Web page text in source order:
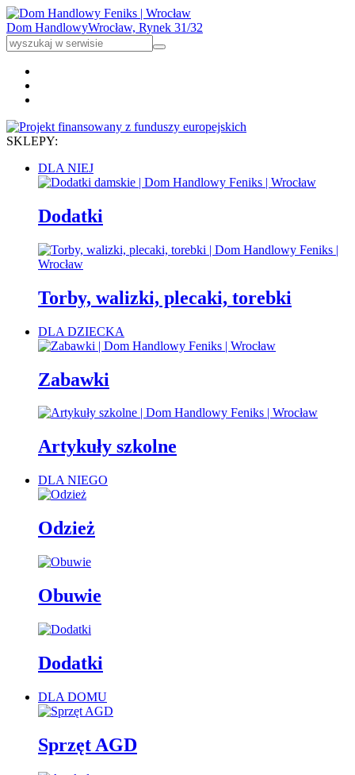
Dom HandlowyWrocław, Rynek 31/32
SKLEPY:
DLA NIEJ
Dodatki
Torby, walizki, plecaki, torebki
DLA DZIECKA
Zabawki
Artykuły szkolne
DLA NIEGO
Odzież
Obuwie
Dodatki
DLA DOMU
Sprzęt AGD